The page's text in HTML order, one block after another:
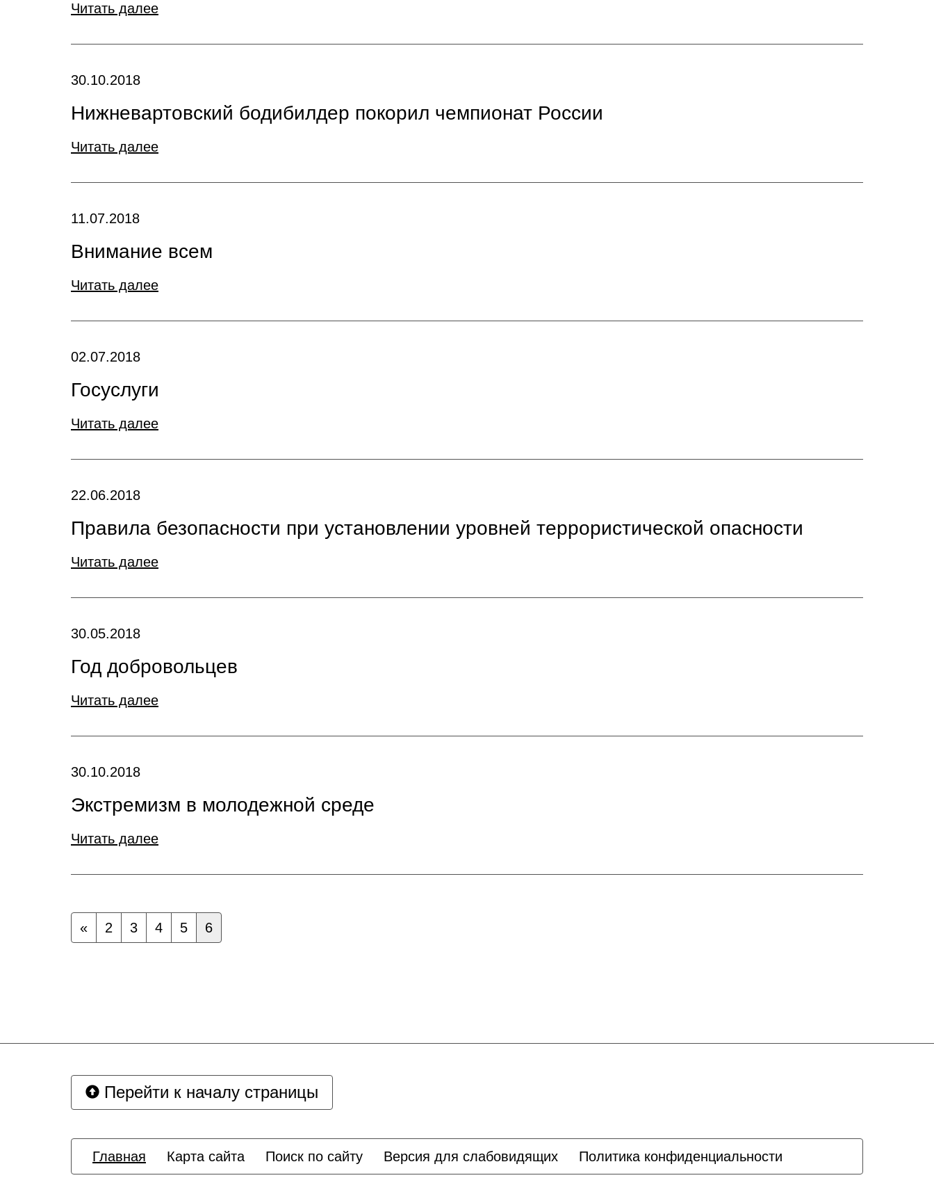
Читать далее
30.10.2018
Нижневартовский бодибилдер покорил чемпионат России
Читать далее
11.07.2018
Внимание всем
Читать далее
02.07.2018
Госуслуги
Читать далее
22.06.2018
Правила безопасности при установлении уровней террористической опасности
Читать далее
30.05.2018
Год добровольцев
Читать далее
30.10.2018
Экстремизм в молодежной среде
Читать далее
« 2 3 4 5 6
Перейти к началу страницы
Главная Карта сайта Поиск по сайту Версия для слабовидящих Политика конфиденциальности